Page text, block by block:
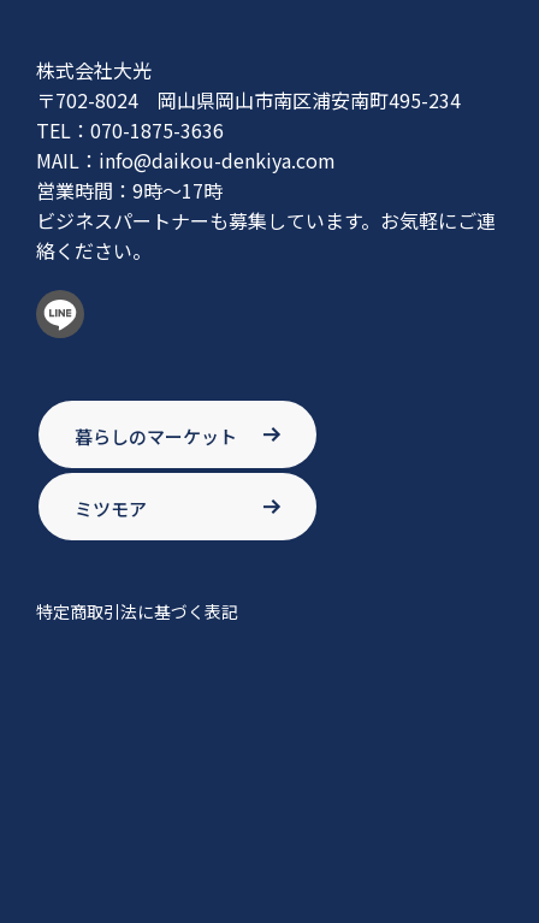
株式会社大光
〒702-8024 岡山県岡山市南区浦安南町495-234
TEL：070-1875-3636
MAIL： info@daikou-denkiya.com
営業時間：9時〜17時
ビジネスパートナーも募集しています。お気軽にご連
絡ください。
暮らしのマーケット
ミツモア
特定商取引法に基づく表記